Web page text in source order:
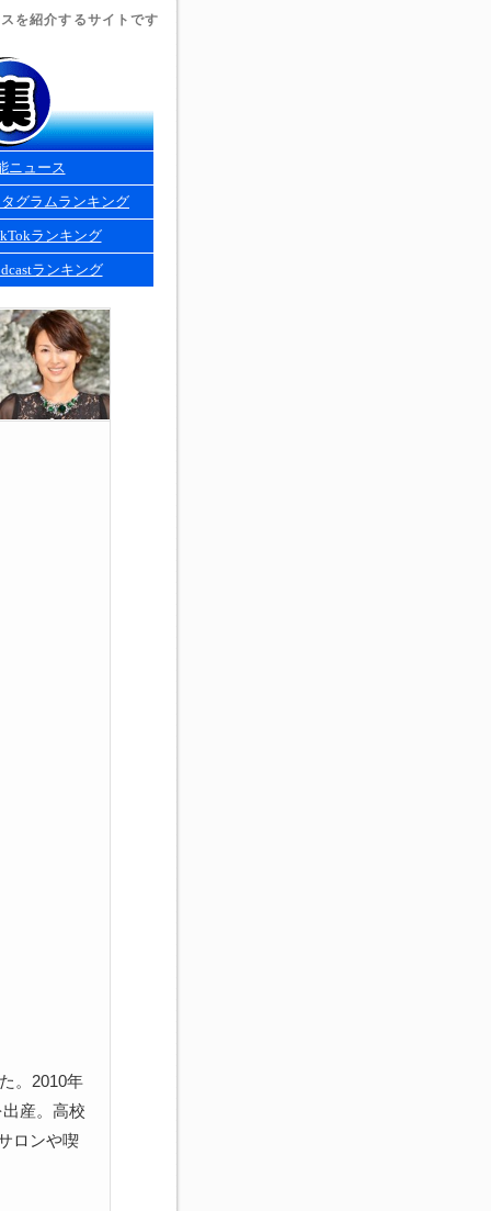
を紹介するサイトです
ニュース
グラムランキング
ランキング
ランキング
。2010年
産。高校
ロンや喫